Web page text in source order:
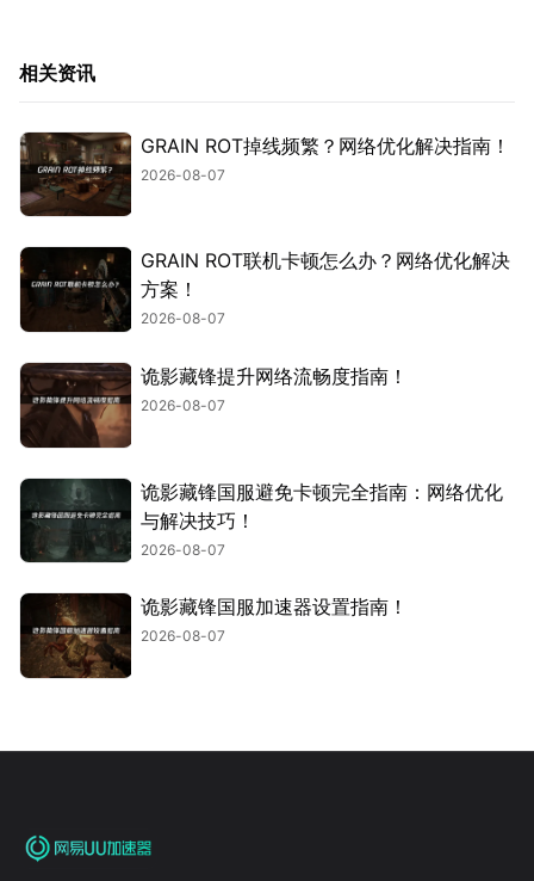
相关资讯
GRAIN ROT掉线频繁？网络优化解决指南！
2026-08-07
GRAIN ROT联机卡顿怎么办？网络优化解决
方案！
2026-08-07
诡影藏锋提升网络流畅度指南！
2026-08-07
诡影藏锋国服避免卡顿完全指南：网络优化
与解决技巧！
2026-08-07
诡影藏锋国服加速器设置指南！
2026-08-07